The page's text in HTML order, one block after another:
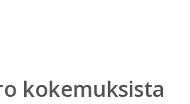
kokemuksista